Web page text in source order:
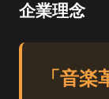
企業理念
「音楽